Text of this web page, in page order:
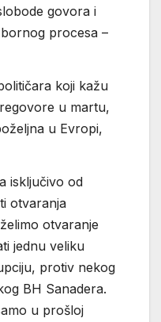
govora i
procesa –
koji kažu
u martu,
u Evropi,
isključivo od
otvaranja
otvaranje
jednu veliku
protiv nekog
BH Sanadera.
u prošloj